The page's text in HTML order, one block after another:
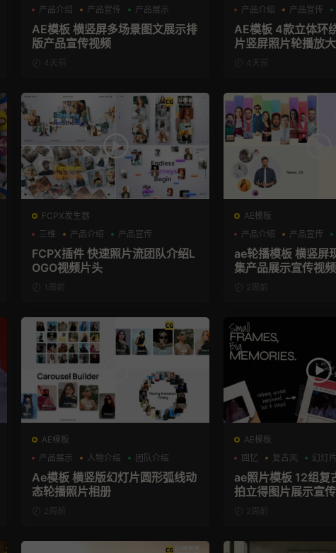
产品介绍
产品宣传 产品展示
AE模板 横竖屏多场景图文展示排
版产品宣传视频
4天前
产品介绍
产品宣传
AE模板 4款立体环
片竖屏照片轮播放
4天前
FCPX发生器
三维
产品介绍 产品宣传
FCPX插件 快速照片流团队介绍L
OGO视频片头
1周前
AE模板
产品介绍
产品宣传
ae轮播模板 横竖屏
集产品展示宣传视
2周前
AE模板
产品展示
人物介绍 团队介绍
Ae模板 横竖版幻灯片圆形弧线动
态轮播照片相册
2周前
AE模板
回忆
复古风 幻灯片
ae照片模板 12组复
拍立得图片展示宣传
2周前